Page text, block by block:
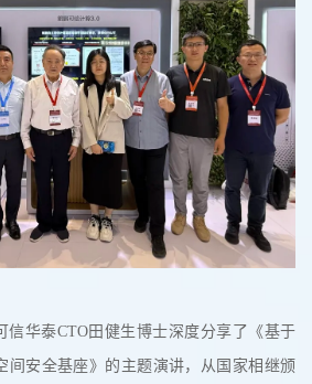
信华泰CTO田健生博士深度分享了《基于
间安全基座》的主题演讲，从国家相继颁